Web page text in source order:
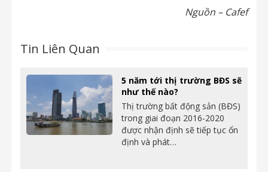
Nguồn – Cafef
Tin Liên Quan
5 năm tới thị trường BĐS sẽ
như thế nào?
Thị trường bất động sản (BĐS)
trong giai đoạn 2016-2020
được nhận định sẽ tiếp tục ổn
định và phát…